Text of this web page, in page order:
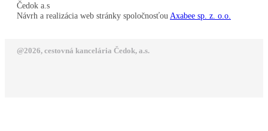
Čedok a.s
Návrh a realizácia web stránky spoločnosťou Axabee sp. z. o.o.
@2026, cestovná kancelária Čedok, a.s.